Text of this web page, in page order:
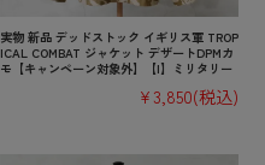
実物 新品 デッドストック イギリス軍 TROP
ICAL COMBAT ジャケット デザートDPMカ
モ【キャンペーン対象外】【I】ミリタリー
¥3,850(税込)